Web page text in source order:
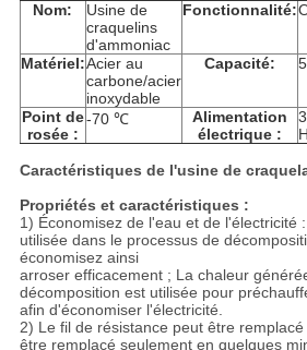
Nom:
Usine de
craquelins
d'ammoniac
Fonctionnalité:
Matériel:Acier au
carbone/acier
inoxydable
Capacité:
Point de
rosée :
-70 ℃
Alimentation
électrique :
Caractéristiques de l'usine de
Propriétés et caractéristiques :
1) Économisez de l'eau et de l'électricité
utilisée dans le processus de
économisez ainsi
arroser efficacement ; La chaleur
décomposition est utilisée pour
afin d'économiser l'électricité.
2) Le fil de résistance peut être
être remplacé seulement en quelques